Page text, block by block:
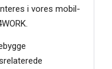
i vores mobil-